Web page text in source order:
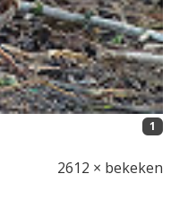
1
2612 × bekeken